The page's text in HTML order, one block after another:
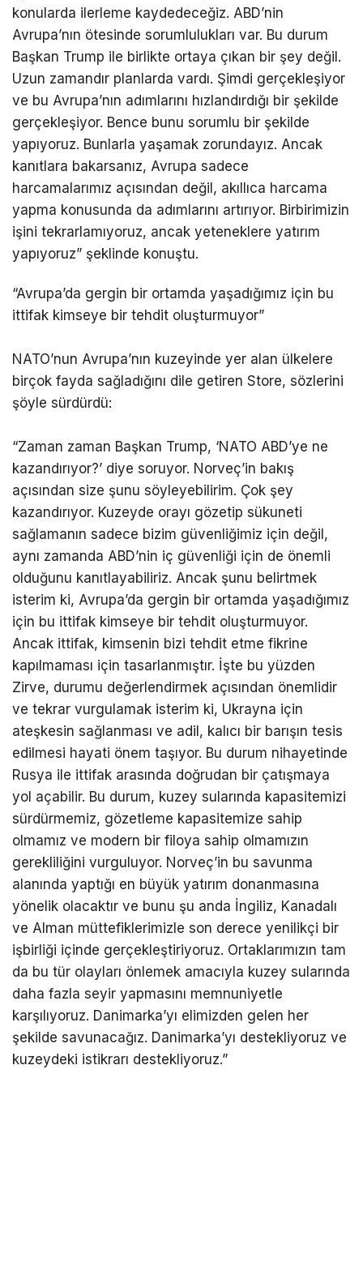
konularda ilerleme kaydedeceğiz. ABD’nin
Avrupa’nın ötesinde sorumlulukları var. Bu durum
Başkan Trump ile birlikte ortaya çıkan bir şey değil.
Uzun zamandır planlarda vardı. Şimdi gerçekleşiyor
ve bu Avrupa’nın adımlarını hızlandırdığı bir şekilde
gerçekleşiyor. Bence bunu sorumlu bir şekilde
yapıyoruz. Bunlarla yaşamak zorundayız. Ancak
kanıtlara bakarsanız, Avrupa sadece
harcamalarımız açısından değil, akıllıca harcama
yapma konusunda da adımlarını artırıyor. Birbirimizin
işini tekrarlamıyoruz, ancak yeteneklere yatırım
yapıyoruz” şeklinde konuştu.
“Avrupa’da gergin bir ortamda yaşadığımız için bu
ittifak kimseye bir tehdit oluşturmuyor”
NATO’nun Avrupa’nın kuzeyinde yer alan ülkelere
birçok fayda sağladığını dile getiren Store, sözlerini
şöyle sürdürdü:
“Zaman zaman Başkan Trump, ‘NATO ABD’ye ne
kazandırıyor?’ diye soruyor. Norveç’in bakış
açısından size şunu söyleyebilirim. Çok şey
kazandırıyor. Kuzeyde orayı gözetip sükuneti
sağlamanın sadece bizim güvenliğimiz için değil,
aynı zamanda ABD’nin iç güvenliği için de önemli
olduğunu kanıtlayabiliriz. Ancak şunu belirtmek
isterim ki, Avrupa’da gergin bir ortamda yaşadığımız
için bu ittifak kimseye bir tehdit oluşturmuyor.
Ancak ittifak, kimsenin bizi tehdit etme fikrine
kapılmaması için tasarlanmıştır. İşte bu yüzden
Zirve, durumu değerlendirmek açısından önemlidir
ve tekrar vurgulamak isterim ki, Ukrayna için
ateşkesin sağlanması ve adil, kalıcı bir barışın tesis
edilmesi hayati önem taşıyor. Bu durum nihayetinde
Rusya ile ittifak arasında doğrudan bir çatışmaya
yol açabilir. Bu durum, kuzey sularında kapasitemizi
sürdürmemiz, gözetleme kapasitemize sahip
olmamız ve modern bir filoya sahip olmamızın
gerekliliğini vurguluyor. Norveç’in bu savunma
alanında yaptığı en büyük yatırım donanmasına
yönelik olacaktır ve bunu şu anda İngiliz, Kanadalı
ve Alman müttefiklerimizle son derece yenilikçi bir
işbirliği içinde gerçekleştiriyoruz. Ortaklarımızın tam
da bu tür olayları önlemek amacıyla kuzey sularında
daha fazla seyir yapmasını memnuniyetle
karşılıyoruz. Danimarka’yı elimizden gelen her
şekilde savunacağız. Danimarka’yı destekliyoruz ve
kuzeydeki istikrarı destekliyoruz.”